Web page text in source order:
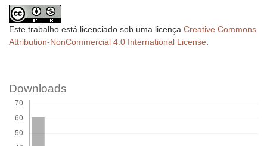
Este trabalho está licenciado sob uma licença Creative Commons
Attribution-NonCommercial 4.0 International License.
Downloads